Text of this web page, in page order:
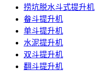
捞坑脱水斗式提升机
畚斗提升机
单斗提升机
水泥提升机
双斗提升机
翻斗提升机